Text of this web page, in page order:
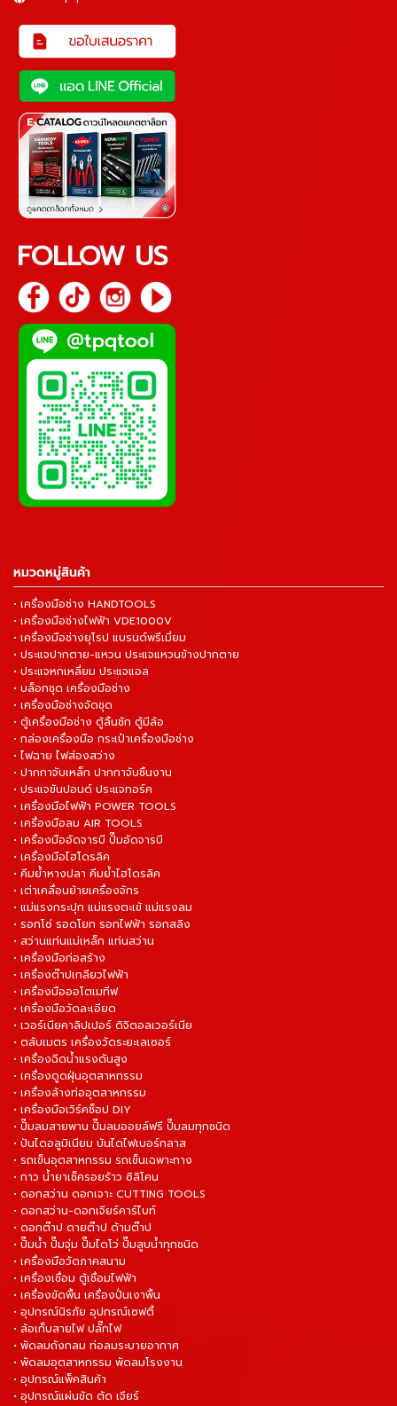
FOLLOW US
หมวดหมู่สินค้า
• เครื่องมือช่าง HANDTOOLS
• เครื่องมือช่างไฟฟ้า VDE1000V
• เครื่องมือช่างยุโรป แบรนด์พรีเมี่ยม
• ประแจปากตาย-แหวน ประแจแหวนข้างปากตาย
• ประแจหกเหลี่ยม ประแจแอล
• บล็อกชุด เครื่องมือช่าง
• เครื่องมือช่างจัดชุด
• ตู้เครื่องมือช่าง ตู้ลิ้นชัก ตู้มีล้อ
• กล่องเครื่องมือ กระเป๋าเครื่องมือช่าง
• ไฟฉาย ไฟส่องสว่าง
• ปากกาจับเหล็ก ปากกาจับชิ้นงาน
• ประแจขันปอนด์ ประแจทอร์ค
• เครื่องมือไฟฟ้า POWER TOOLS
• เครื่องมือลม AIR TOOLS
• เครื่องมืออัดจารบี ปั๊มอัดจารบี
• เครื่องมือไฮโดรลิค
• คีมย้ำหางปลา คีมย้ำไฮโดรลิค
• เต่าเคลื่อนย้ายเครื่องจักร
• แม่แรงกระปุก แม่แรงตะเข้ แม่แรงลม
• รอกโซ่ รอดโยก รอกไฟฟ้า รอกสลิง
• สว่านแท่นแม่เหล็ก แท่นสว่าน
• เครื่องมือก่อสร้าง
• เครื่องต๊าปเกลียวไฟฟ้า
• เครื่องมือออโตเมทีฟ
• เครื่องมือวัดละเอียด
• เวอร์เนียคาลิปเปอร์ ดิจิตอลเวอร์เนีย
• ตลับเมตร เครื่องวัดระยะเลเซอร์
• เครื่องฉีดน้ำแรงดันสูง
• เครื่องดูดฝุ่นอุตสาหกรรม
• เครื่องล้างท่ออุตสาหกรรม
• เครื่องมือเวิร์คช็อป DIY
• ปั๊มลมสายพาน ปั๊มลมออยล์ฟรี ปั๊มลมทุกชนิด
• ปันไดอลูมิเนียม บันไดไฟเบอร์กลาส
• รถเข็นอุตสาหกรรม รถเข็นเฉพาะทาง
• กาว น้ำยาเช็ครอยร้าว ซิลิโคน
• ดอกสว่าน ดอกเจาะ CUTTING TOOLS
• ดอกสว่าน-ดอกเจียร์คาร์ไบท์
• ดอกต๊าป ดายต๊าป ด้ามต๊าป
• ปั๊มน้ำ ปั๊มจุ่ม ปั๊มไดโว่ ปั๊มสูบน้ำทุกชนิด
• เครื่องมือวัดภาคสนาม
• เครื่องเชื่อม ตู้เชื่อมไฟฟ้า
• เครื่องขัดพื้น เครื่องปั่นเงาพื้น
• อุปกรณ์นิรภัย อุปกรณ์เซฟตี้
• ล้อเก็บสายไฟ ปลั๊กไฟ
• พัดลมถังกลม ท่อลมระบายอากาศ
• พัดลมอุตสาหกรรม พัดลมโรงงาน
• อุปกรณ์แพ็คสินค้า
• อุปกรณ์แผ่นขัด ตัด เจียร์